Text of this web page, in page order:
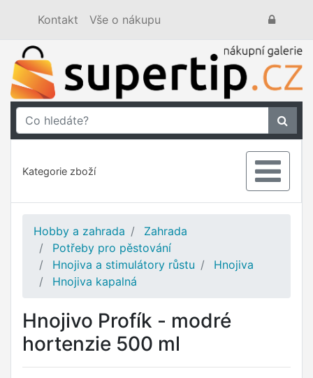
Kontakt Vše o nákupu
Kategorie zboží
Hobby a zahrada
Zahrada
Potřeby pro pěstování
Hnojiva a stimulátory růstu
Hnojiva
Hnojiva kapalná
Hnojivo Profík - modré
hortenzie 500 ml